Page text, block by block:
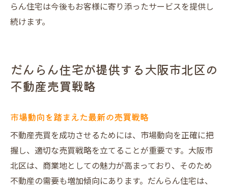
らん住宅は今後もお客様に寄り添ったサービスを提供し
続けます。
だんらん住宅が提供する大阪市北区の
不動産売買戦略
市場動向を踏まえた最新の売買戦略
不動産売買を成功させるためには、市場動向を正確に把
握し、適切な売買戦略を立てることが重要です。大阪市
北区は、商業地としての魅力が高まっており、そのため
不動産の需要も増加傾向にあります。だんらん住宅は、